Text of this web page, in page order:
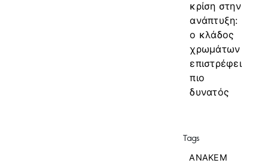
κρίση στην
ανάπτυξη:
ο κλάδος
χρωμάτων
επιστρέφει
πιο
δυνατός
Tags
ANAKEM